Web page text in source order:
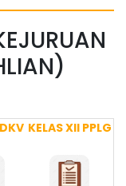
KELAS XII PPLG